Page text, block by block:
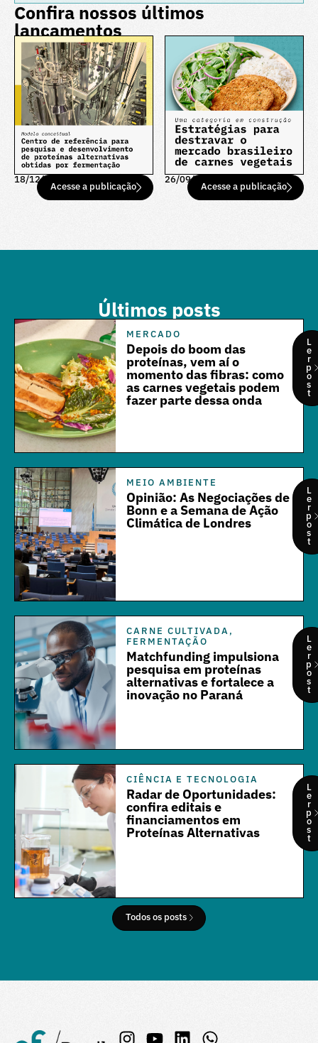
Confira nossos últimos
lançamentos
18/12/25
Acesse a publicação
26/09/25
Acesse a publicação
Últimos posts
MERCADO
Depois do boom das
proteínas, vem aí o
momento das fibras: como
as carnes vegetais podem
fazer parte dessa onda
L
e
r
p
o
s
t
MEIO AMBIENTE
Opinião: As Negociações de
Bonn e a Semana de Ação
Climática de Londres
L
e
r
p
o
s
t
CARNE CULTIVADA,
FERMENTAÇÃO
Matchfunding impulsiona
pesquisa em proteínas
alternativas e fortalece a
inovação no Paraná
L
e
r
p
o
s
t
CIÊNCIA E TECNOLOGIA
Radar de Oportunidades:
confira editais e
financiamentos em
Proteínas Alternativas
L
e
r
p
o
s
t
Todos os posts